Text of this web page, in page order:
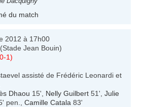
du match
2012 à 17h00
Jean Bouin)
1)
assisté de Frédéric Leonardi et
Dhaou 15', Nelly Guilbert 51', Julie
pen., Camille Catala 83'